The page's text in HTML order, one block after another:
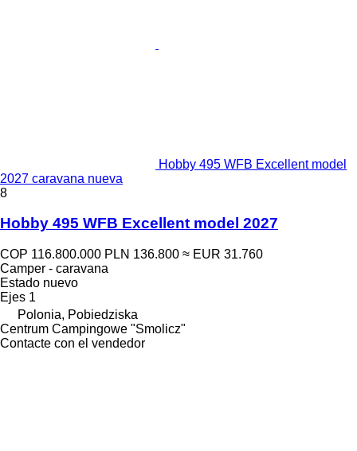
Hobby 495 WFB Excellent model
2027 caravana nueva
8
Hobby 495 WFB Excellent model 2027
COP 116.800.000 PLN 136.800 ≈ EUR 31.760
Camper - caravana
Estado nuevo
Ejes 1
Polonia, Pobiedziska
Centrum Campingowe "Smolicz"
Contacte con el vendedor